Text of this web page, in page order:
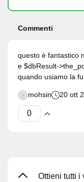
Commenti
questo è fantastico
e $dbResult-
quando usiamo la
mohsin 20 ott
Ottieni tutti i